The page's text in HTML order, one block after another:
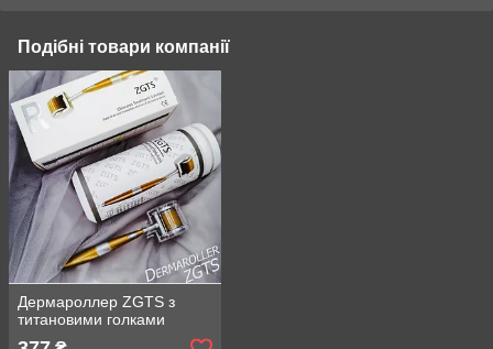
Подібні товари компанії
Дермароллер ZGTS з
титановими голками